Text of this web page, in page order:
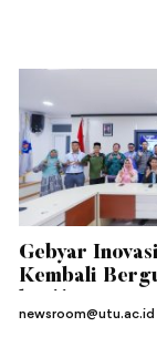
Gebyar
Kembali
newsroom@utu.ac.id